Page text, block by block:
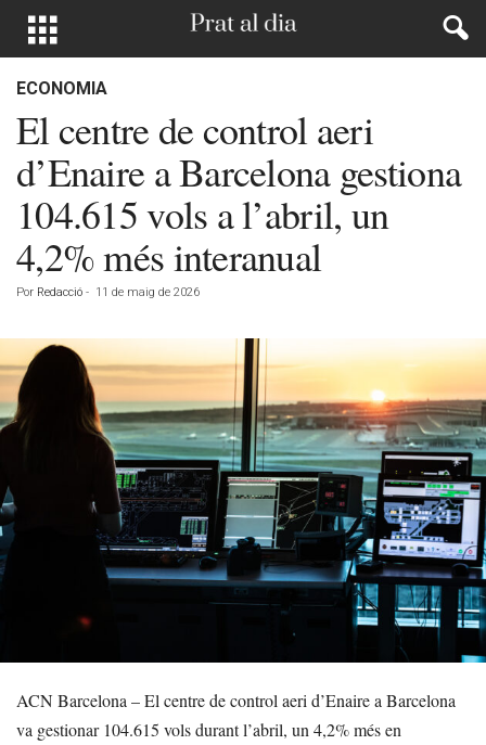
ECONOMIA
El centre de control aeri
d’Enaire a Barcelona gestiona
104.615 vols a l’abril, un
4,2% més interanual
Por Redacció - 11 de maig de 2026
ACN Barcelona – El centre de control aeri d’Enaire a Barcelona
va gestionar 104.615 vols durant l’abril, un 4,2% més en